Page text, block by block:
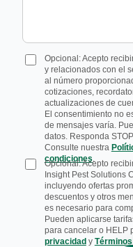
Opcional: Acepto
y relacionados con el
al número
cotizaciones,
actualizaciones de
El consentimiento no
de mensajes varía.
datos. Responda
Consulte nuestra
condiciones.
Opcional: Acepto
Insight Pest Solutions
incluyendo ofertas
descuentos y otros
es necesario para
Pueden aplicarse
para cancelar o HELP
privacidad y